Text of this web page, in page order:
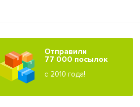
Отправили
77 000 посылок
с 2010 года!